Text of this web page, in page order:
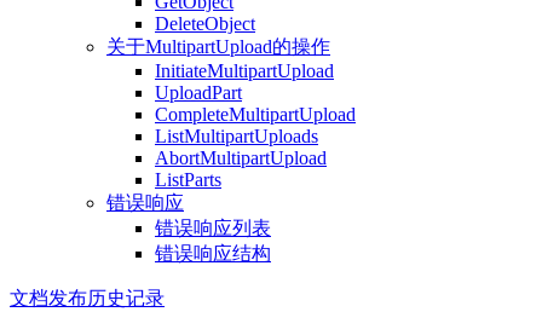
DeleteObject
关于MultipartUpload的操作
InitiateMultipartUpload
UploadPart
CompleteMultipartUpload
ListMultipartUploads
AbortMultipartUpload
ListParts
错误响应
错误响应列表
错误响应结构
文档发布历史记录